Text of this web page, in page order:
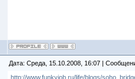
Дата: Среда, 15.10.2008, 16:07 |
http://www.funkyjob.ru/life/blogs/